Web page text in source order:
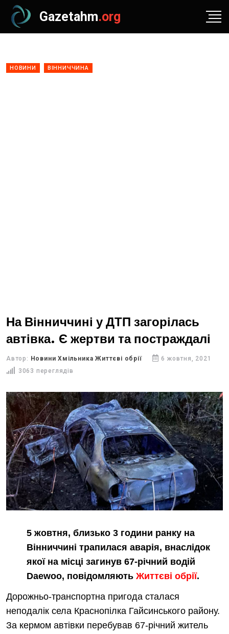
Gazetahm.org
НОВИНИ ВІННИЧЧИНА
На Вінниччині у ДТП загорілась
автівка. Є жертви та постраждалі
Автор: Новини Хмільника Життєві обрії
6 жовтня, 2021
3063 переглядів
5 жовтня, близько 3 години ранку на
Вінниччині трапилася аварія, внаслідок
якої на місці загинув 67-річний водій
Daewoo, повідомляють Життєві обрії.
Дорожньо-транспортна пригода сталася
неподалік села Краснопілка Гайсинського району.
За кермом автівки перебував 67-річний житель